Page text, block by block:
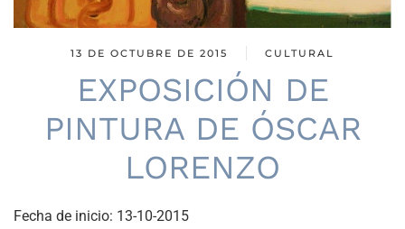
13 DE OCTUBRE DE 2015 CULTURAL
EXPOSICIÓN DE
PINTURA DE ÓSCAR
LORENZO
Fecha de inicio: 13-10-2015